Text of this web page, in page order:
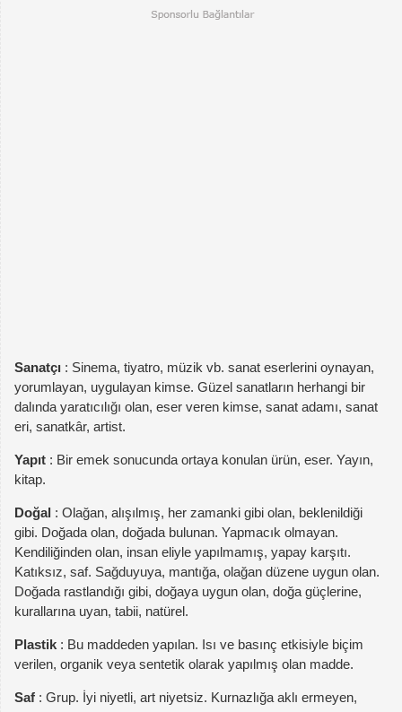
Sanatçı : Sinema, tiyatro, müzik vb. sanat eserlerini oynayan,
yorumlayan, uygulayan kimse. Güzel sanatların herhangi bir
dalında yaratıcılığı olan, eser veren kimse, sanat adamı, sanat
eri, sanatkâr, artist.
Yapıt : Bir emek sonucunda ortaya konulan ürün, eser. Yayın,
kitap.
Doğal : Olağan, alışılmış, her zamanki gibi olan, beklenildiği
gibi. Doğada olan, doğada bulunan. Yapmacık olmayan.
Kendiliğinden olan, insan eliyle yapılmamış, yapay karşıtı.
Katıksız, saf. Sağduyuya, mantığa, olağan düzene uygun olan.
Doğada rastlandığı gibi, doğaya uygun olan, doğa güçlerine,
kurallarına uyan, tabii, natürel.
Plastik : Bu maddeden yapılan. Isı ve basınç etkisiyle biçim
verilen, organik veya sentetik olarak yapılmış olan madde.
Saf : Grup. İyi niyetli, art niyetsiz. Kurnazlığa aklı ermeyen,